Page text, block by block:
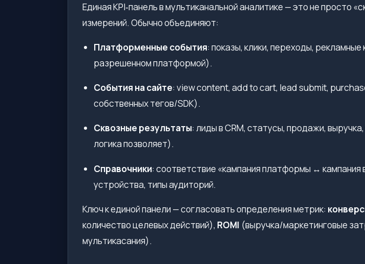
Единая KPI‑панель в мультиканальной аналитике — это не просто
измерений. Обычно объединяют:
Платформенные события: показы, клики, переходы,
разрешенном платформой).
События на сайте: view content, add to cart, lead submit,
собственных тегов/SDK).
Сквозные результаты: лиды в CRM, статусы, продажи,
логика позволяет).
Справочники: соответствие «кампания платформы ↔ кампания
устройства, типы аудиторий.
Ключ к единой панели — согласовать определения метрик:
количество целевых действий), ROMI (выручка/маркетинговые
мультикасания).